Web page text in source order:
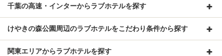
千葉の高速・インターからラブホテルを探す
けやきの森公園周辺のラブホテルをこだわり条件から探す
関東エリアからラブホテルを探す